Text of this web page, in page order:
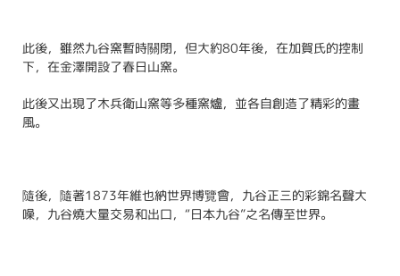
此後，雖然九谷窯暫時關閉，但大約80年後，在加賀氏的控制
下，在金澤開設了春日山窯。
此後又出現了木兵衛山窯等多種窯爐，並各自創造了精彩的畫
風。
隨後，隨著1873年維也納世界博覽會，九谷正三的彩錦名聲大
噪，九谷燒大量交易和出口，“日本九谷”之名傳至世界。